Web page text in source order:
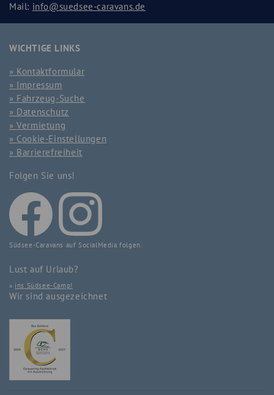
Mail: info@suedsee-caravans.de
WICHTIGE LINKS
Kontaktformular
Impressum
Fahrzeug-Suche
Datenschutz
Vermietung
Cookie-Einstellungen
Barrierefreiheit
Folgen Sie uns!
Südsee-Caravans auf SocialMedia folgen.
Lust auf Urlaub?
» ins Südsee-Camp!
Wir sind ausgezeichnet